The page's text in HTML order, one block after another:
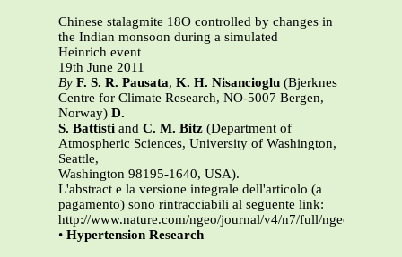
Chinese stalagmite 18O controlled by changes in
the Indian monsoon during a simulated
Heinrich event
19th June 2011
By F. S. R. Pausata, K. H. Nisancioglu (Bjerknes
Centre for Climate Research, NO-5007 Bergen,
Norway) D.
S. Battisti and C. M. Bitz (Department of
Atmospheric Sciences, University of Washington,
Seattle,
Washington 98195-1640, USA).
L'abstract e la versione integrale dell'articolo (a
pagamento) sono rintracciabili al seguente link:
http://www.nature.com/ngeo/journal/v4/n7/full/
• Hypertension Research